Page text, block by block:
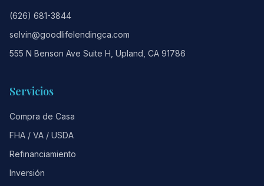
(626) 681-3844
selvin@goodlifelendingca.com
555 N Benson Ave Suite H, Upland, CA 91786
Servicios
Compra de Casa
FHA / VA / USDA
Refinanciamiento
Inversión